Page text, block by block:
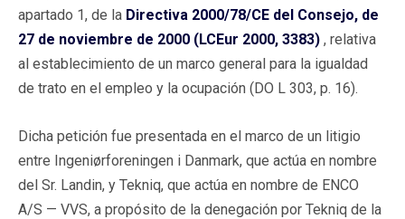
apartado 1, de la Directiva 2000/78/CE del Consejo, de
27 de noviembre de 2000 (LCEur 2000, 3383) , relativa
al establecimiento de un marco general para la igualdad
de trato en el empleo y la ocupación (DO L 303, p. 16).
Dicha petición fue presentada en el marco de un litigio
entre Ingeniørforeningen i Danmark, que actúa en nombre
del Sr. Landin, y Tekniq, que actúa en nombre de ENCO
A/S — VVS, a propósito de la denegación por Tekniq de la